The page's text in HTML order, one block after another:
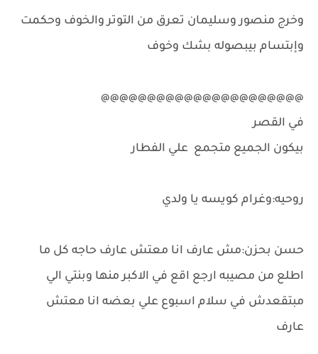
وخرج منصور وسليمان تعرق من التوتر والخوف وحكمت
وإبتسام بيبصوله بشك وخوف
@@@@@@@@@@@@@@@@@@@@@@
في القصر
بيكون الجميع متجمع علي الفطار
روحيه:وغرام كويسه يا ولدي
حسن بحزن:مش عارف انا معتش عارف حاجه كل ما
اطلع من مصيبه ارجع اقع في الاكبر منها وبنتي الي
مبتقعدش في سلام اسبوع علي بعضه انا معتش
عارف